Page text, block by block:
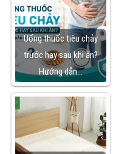
Uống thuốc tiêu chảy
trước hay sau khi ăn?
Hướng dẫn…